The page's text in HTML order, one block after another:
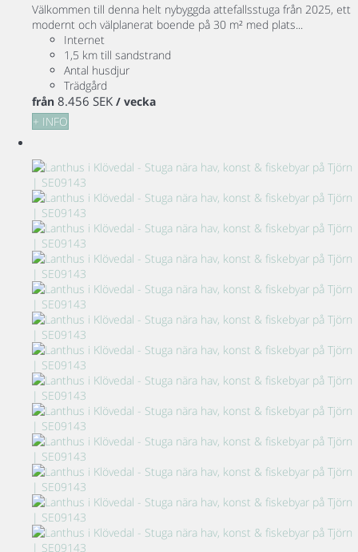
Välkommen till denna helt nybyggda attefallsstuga från 2025, ett
modernt och välplanerat boende på 30 m² med plats...
Internet
1,5 km till sandstrand
Antal husdjur
Trädgård
från 8.456 SEK / vecka
+ INFO